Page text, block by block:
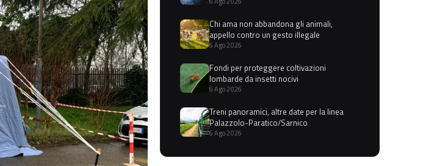
Chi ama non abbandona gli animali,
appello contro un gesto illegale
6 Ago 2026
Fondi per proteggere coltivazioni
lombarde da insetti nocivi
6 Ago 2026
Treni panoramici, altre date per la linea
Palazzolo-Paratico/Sarnico
6 Ago 2026